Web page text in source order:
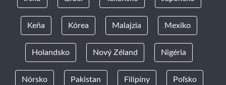
Keňa Kórea Malajzia Mexiko
Holandsko Nový Zéland Nigéria
Nórsko Pakistan Filipíny Poľsko